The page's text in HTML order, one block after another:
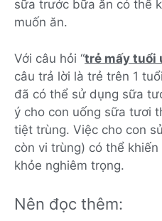
sữa trước bữa ăn có thể
muốn ăn.
Với câu hỏi “trẻ mấy tuổi
câu trả lời là trẻ trên 1
đã có thể sử dụng sữa
ý cho con uống sữa tươi
tiệt trùng. Việc cho con
còn vi trùng) có thể
khỏe nghiêm trọng.
Nên đọc thêm: